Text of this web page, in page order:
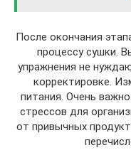
После окончания
процессу сушки.
упражнения не
корректировке.
питания. Очень
стрессов для
от привычных